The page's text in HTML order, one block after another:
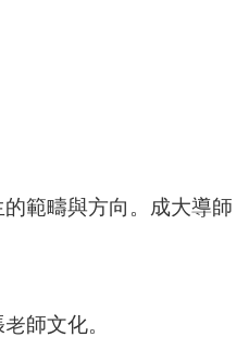
範疇與方向。成大導師
師文化。